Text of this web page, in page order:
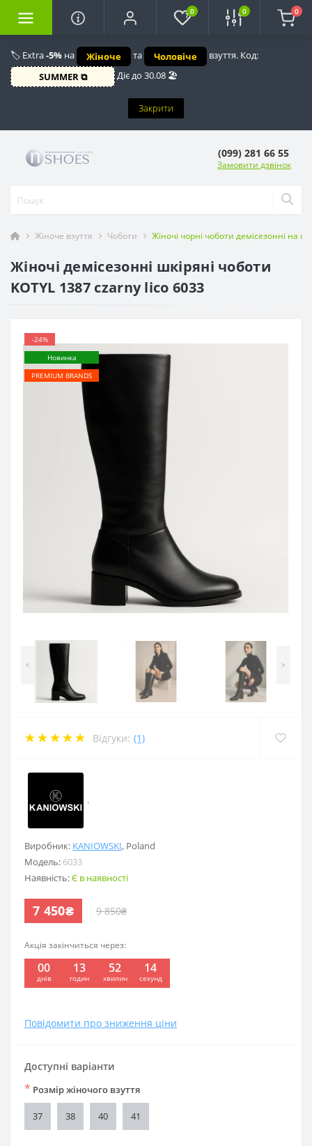
🏷️ Extra-5% на Жіноче та Чоловіче
взуття. Код:
SUMMER ⧉
Діє до 30.08 🏖️
Закрити
0 0 0
(099) 281 66 55
Замовити дзвінок
Жіноче взуття Чоботи Жіночі чорні чоботи демісезонні на
Жіночі демісезонні шкіряні чоботи
KOTYL 1387 czarny lico 6033
-24%
Новинка
PREMIUM BRANDS
< >
Відгуки: (1)
Виробник: KANIOWSKI, Poland
Модель: 6033
Наявність:Є в наявності
7 450₴ 9 850₴
Акція закінчиться через:
00
днів
13
годин
52
хвилин
13
секунд
Повідомити про зниження ціни
.
Доступні варіанти
* Розмір жіночого взуття
37 38 40 41